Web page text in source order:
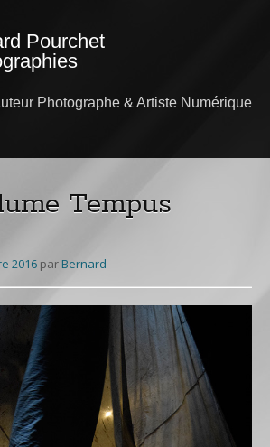
Pourchet
Photographe & Artiste Numérique
Tempus
2016 parBernard